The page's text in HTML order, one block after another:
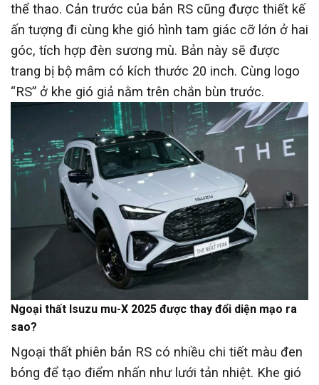
thể thao. Cản trước của bản RS cũng được thiết kế
ấn tượng đi cùng khe gió hình tam giác cỡ lớn ở hai
góc, tích hợp đèn sương mù. Bản này sẽ được
trang bị bộ mâm có kích thước 20 inch. Cùng logo
“RS” ở khe gió giả nằm trên chắn bùn trước.
Ngoại thất Isuzu mu-X 2025 được thay đổi diện mạo ra
sao?
Ngoại thất phiên bản RS có nhiều chi tiết màu đen
bóng để tạo điểm nhấn như lưới tản nhiệt. Khe gió